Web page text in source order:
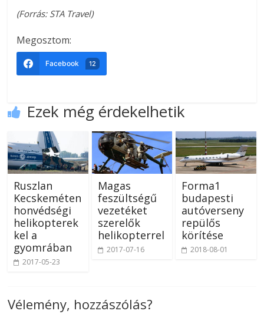
(Forrás: STA Travel)
Megosztom:
Facebook 12
Ezek még érdekelhetik
Ruszlan
Kecskeméten
honvédségi
helikopterek
kel a
gyomrában
2017-05-23
Magas
feszültségű
vezetéket
szerelők
helikopterrel
2017-07-16
Forma1
budapesti
autóverseny
repülős
körítése
2018-08-01
Vélemény, hozzászólás?